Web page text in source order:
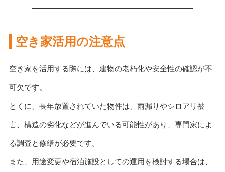
空き家活用の注意点
空き家を活用する際には、建物の老朽化や安全性の確認が不
可欠です。
とくに、長年放置されていた物件は、雨漏りやシロアリ被
害、構造の劣化などが進んでいる可能性があり、専門家によ
る調査と修繕が必要です。
また、用途変更や宿泊施設としての運用を検討する場合は、